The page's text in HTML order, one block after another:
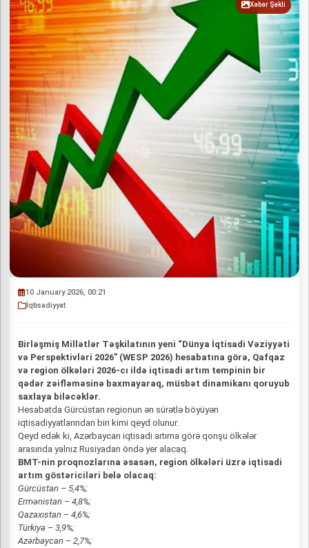
Xəbər Şəkli
10 January 2026, 00:21
İqtisadiyyat
Birləşmiş Millətlər Təşkilatının yeni “Dünya İqtisadi Vəziyyəti
və Perspektivləri 2026” (WESP 2026) hesabatına görə, Qafqaz
və region ölkələri 2026-cı ildə iqtisadi artım tempinin bir
qədər zəifləməsinə baxmayaraq, müsbət dinamikanı qoruyub
saxlaya biləcəklər.
Hesabatda Gürcüstan regionun ən sürətlə böyüyən
iqtisadiyyatlarından biri kimi qeyd olunur.
Qeyd edək ki, Azərbaycan iqtisadi artıma görə qonşu ölkələr
arasında yalnız Rusiyadan öndə yer alacaq.
BMT-nin proqnozlarına əsasən, region ölkələri üzrə iqtisadi
artım göstəriciləri belə olacaq:
Gürcüstan – 5,4%;
Ermənistan – 4,8%;
Qazaxıstan – 4,6%;
Türkiyə – 3,9%;
Azərbaycan – 2,7%;